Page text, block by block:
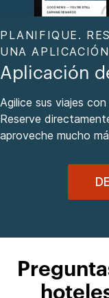
PLANIFIQUE.
UNA
Aplicación
Agilice sus viajes
Reserve
aproveche mucho